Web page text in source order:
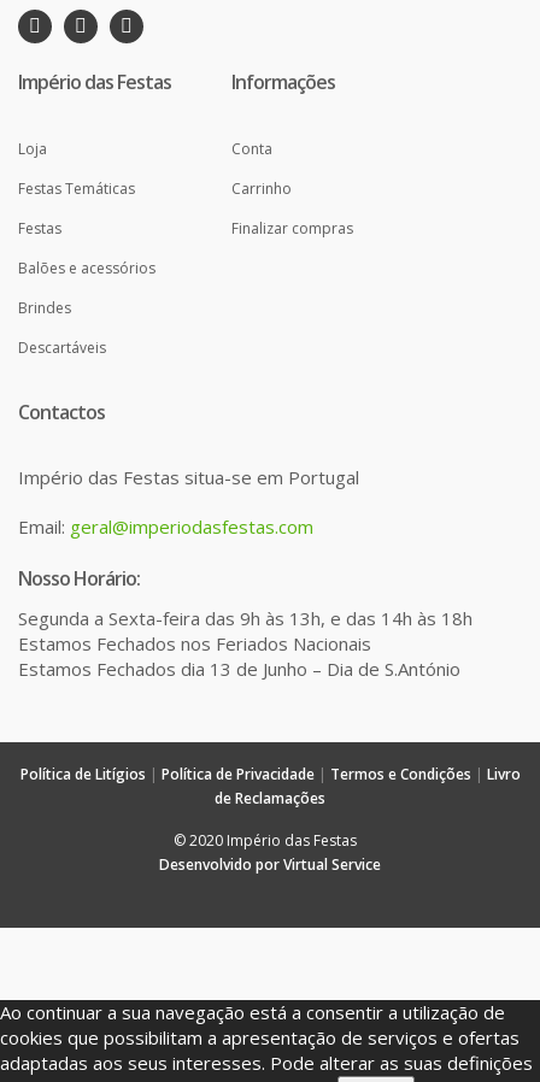
Império das Festas
Loja
Festas Temáticas
Festas
Balões e acessórios
Brindes
Descartáveis
Informações
Conta
Carrinho
Finalizar compras
Contactos
Império das Festas situa-se em Portugal
Email: geral@imperiodasfestas.com
Nosso Horário:
Segunda a Sexta-feira das 9h às 13h, e das 14h às 18h
Estamos Fechados nos Feriados Nacionais
Estamos Fechados dia 13 de Junho – Dia de S.António
Política de Litígios | Política de Privacidade| Termos e Condições | Livro
de Reclamações
© 2020 Império das Festas
Desenvolvido por Virtual Service
Ao continuar a sua navegação está a consentir a utilização de
cookies que possibilitam a apresentação de serviços e ofertas
adaptadas aos seus interesses. Pode alterar as suas definições